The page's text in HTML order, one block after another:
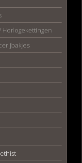
Horlogekettingen